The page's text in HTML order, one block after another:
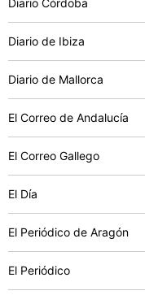
Diario de Ibiza
Diario de Mallorca
El Correo de Andalucía
El Correo Gallego
El Día
El Periódico de Aragón
El Periódico